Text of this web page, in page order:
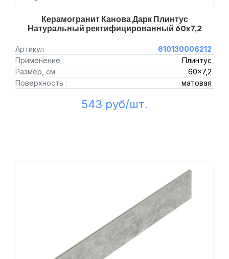
Керамогранит Канова Дарк Плинтус
Натуральный ректифицированный 60x7,2
Артикул
610130006212
Применение :
Плинтус
Размер, см :
60x7,2
Поверхность :
матовая
543 руб/шт.